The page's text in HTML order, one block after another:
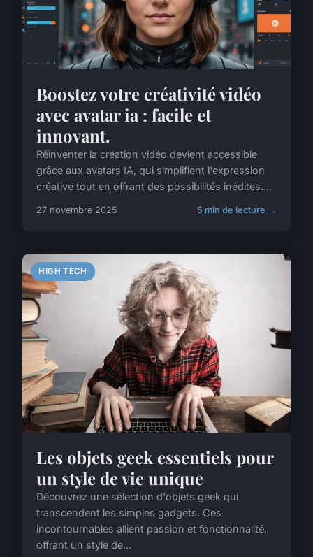
Boostez votre créativité vidéo
avec avatar ia : facile et
innovant.
Réinventer la création vidéo devient accessible
grâce aux avatars IA, qui simplifient l'expression
créative tout en offrant des possibilités inédites....
27 novembre 2025 5 min de lecture →
HIGH TECH
Les objets geek essentiels pour
un style de vie unique
Découvrez une sélection d'objets geek qui
transcendent les simples gadgets. Ces
incontournables allient passion et fonctionnalité,
offrant un style de...